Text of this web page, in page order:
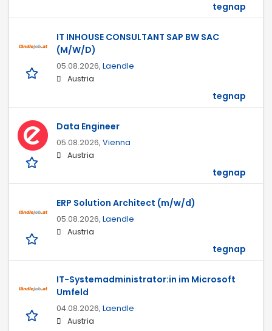
tegnap
IT INHOUSE CONSULTANT SAP BW SAC
(M/W/D)
05.08.2026, Laendle
Austria
tegnap
Data Engineer
05.08.2026, Vienna
Austria
tegnap
ERP Solution Architect (m/w/d)
05.08.2026, Laendle
Austria
tegnap
IT-Systemadministrator:in im Microsoft
Umfeld
04.08.2026, Laendle
Austria